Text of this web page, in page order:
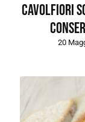
Cavolfiori
20